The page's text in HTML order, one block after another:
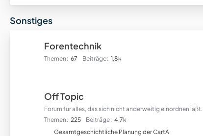
e
e
f
o
Sonstiges
Forentechnik
Themen 67 Beiträge 1,8k
Off Topic
Forum für alles, das sich nicht anderweitig einordnen läßt.
Themen
225 Beiträge 4,7k
Gesamtgeschichtliche Planung der CartA